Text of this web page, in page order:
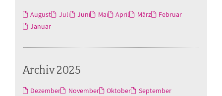
August Juli Juni Mai April März
Februar
Januar
Archiv 2025
Dezember November Oktober
September